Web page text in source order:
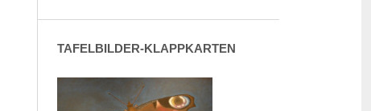
TAFELBILDER-KLAPPKARTEN